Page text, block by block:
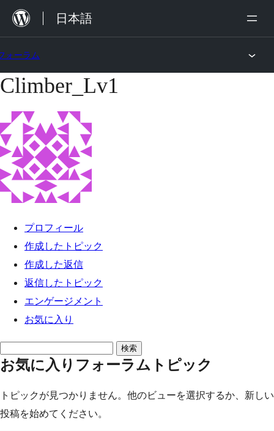
キ
日本語
ォーラム
コ
ン
ツ
へ
ス
Climber_Lv1
プロフィール
作成したトピック
作成した返信
返信したトピック
エンゲージメント
お気に入り
ピ
ク
を
お気に入りフォーラムトピック
トピックが見つかりません。他のビューを選択するか、新しい
投稿を始めてください。